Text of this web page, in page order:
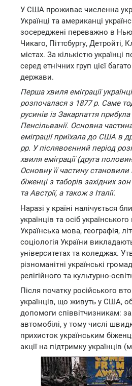
У США проживає численна
Українці та американці
зосереджені переважно в
Чикаго, Піттсбургу, Детройті,
містах. За кількістю українці
серед етнічних груп цієї
держави.
Перша хвиля еміграції
розпочалася з 1877 р. Саме
русинів із Закарпаття
Пенсільванії. Основна
еміграції приїхала до США в
рр. У післявоєнний період
хвиля еміграції (друга
Основну її частину
біженці з таборів західних
та Австрії, а також з Італії.
Наразі у країні налічується
українців та осіб
Українська мова, географія,
соціологія України
університетах та коледжах.
різноманітні українські
релігійного та культурно-
Після початку російського
українців, що живуть у США,
допомоги співвітчизникам:
автомобілі, у тому числі
прихисток українським
акції на підтримку українців